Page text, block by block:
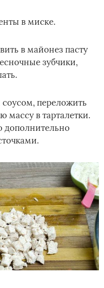
в миске.
в майонез пасту
зубчики,
переложить
массу в тарталетки.